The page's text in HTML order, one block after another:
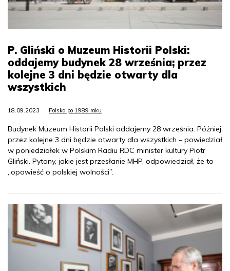
P. Gliński o Muzeum Historii Polski:
oddajemy budynek 28 września; przez
kolejne 3 dni będzie otwarty dla
wszystkich
18.09.2023 Polska po 1989 roku
Budynek Muzeum Historii Polski oddajemy 28 września. Później
przez kolejne 3 dni będzie otwarty dla wszystkich – powiedział
w poniedziałek w Polskim Radiu RDC minister kultury Piotr
Gliński. Pytany, jakie jest przesłanie MHP, odpowiedział, że to
„opowieść o polskiej wolności”.